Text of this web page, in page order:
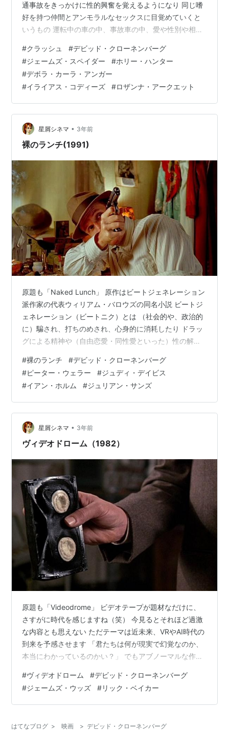
通事故をきっかけに性的興奮を覚えるようになり 同じ嗜
好を持つ仲間とアンモラルなセックスに目覚めていくと
いうもの 運転中の車の中、事故車の中、愛や性別や相手
フィリア（性的倒錯） こんな（精神疾患とされる）変態
カーマニアそうはいないでしょうが 玉突き事故に出くわ
した登場人物が 事故車や怪我人の写真を次々撮るシーン
があるんですね でもたとえノーマルな人間であっても、
身近に事件や事故があると 現場に集まりスマホで撮影す
る 無意識に気分は高揚し、もっと…
#クラッシュ #デビッド・クローネンバーグ
#ジェームズ・スペイダー #ホリー・ハンター
#デボラ・カーラ・アンガー
#イライアス・コディーズ #ロザンナ・アークエット
星屑シネマ • 3年前
裸のランチ(1991)
原題も「Naked Lunch」 原作はビートジェネレーション
派作家の代表ウィリアム・バロウズの同名小説 ビートジ
ェネレーション（ビートニク）とは （社会的や、政治的
に）騙され、打ちのめされ、心身的に消耗したり ドラッ
グによる精神や（自由恋愛・同性愛といった）性の解放
ルを実践したグループのこと しかし1950年代当時、同性
愛者は国家から認められておらず （同性愛者は子孫を残
せないという理由で、生産性のない差別対象だった） 政
治犯罪者として扱われていました そこでハロウズが作り
出した架空の理想郷が インターゾーン（原作ではフリー
ランド） インタ…
#裸のランチ #デビッド・クローネンバーグ
#ピーター・ウェラー #ジュディ・デイビス
#イアン・ホルム #ジュリアン・サンズ
星屑シネマ • 3年前
ヴィデオドローム（1982）
原題も「Videodrome」 ビデオテープが題材なだけに、
さすがに時代を感じますね（笑） 今見るとそれほど過激
な内容とも思えない ただテーマは近未来、VRやAI時代の
到来を予感させます 「君たちは何が現実で幻覚なのか、
本当にわかっているのかい？」 でもアブノーマルな作品
スクな描写も多いので ここから先は観覧注意 特殊メイク
はリック・ベイカー 過激なセックスや暴力番組を流すケ
ーブルテレビ局の社長 マックス・レンはより刺激的な映
会社のエンジニアのハーランから 「ヴィデオドローム」
#ヴィデオドローム #デビッド・クローネンバーグ
#ジェームズ・ウッズ #リック・ベイカー
はてなブログ > 映画 > デビッド・クローネンバーグ